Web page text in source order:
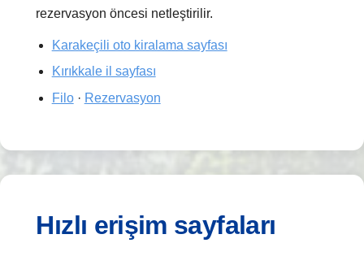
rezervasyon öncesi netleştirilir.
Karakeçili oto kiralama sayfası
Kırıkkale il sayfası
Filo· Rezervasyon
Hızlı erişim sayfaları